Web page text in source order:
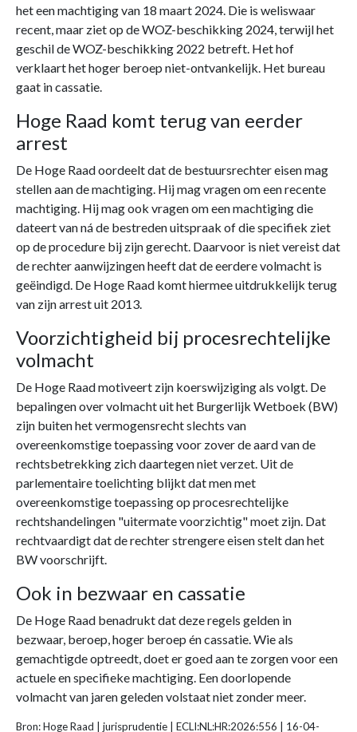
het een machtiging van 18 maart 2024. Die is weliswaar
recent, maar ziet op de WOZ-beschikking 2024, terwijl het
geschil de WOZ-beschikking 2022 betreft. Het hof
verklaart het hoger beroep niet-ontvankelijk. Het bureau
gaat in cassatie.
Hoge Raad komt terug van eerder
arrest
De Hoge Raad oordeelt dat de bestuursrechter eisen mag
stellen aan de machtiging. Hij mag vragen om een recente
machtiging. Hij mag ook vragen om een machtiging die
dateert van ná de bestreden uitspraak of die specifiek ziet
op de procedure bij zijn gerecht. Daarvoor is niet vereist dat
de rechter aanwijzingen heeft dat de eerdere volmacht is
geëindigd. De Hoge Raad komt hiermee uitdrukkelijk terug
van zijn arrest uit 2013.
Voorzichtigheid bij procesrechtelijke
volmacht
De Hoge Raad motiveert zijn koerswijziging als volgt. De
bepalingen over volmacht uit het Burgerlijk Wetboek (BW)
zijn buiten het vermogensrecht slechts van
overeenkomstige toepassing voor zover de aard van de
rechtsbetrekking zich daartegen niet verzet. Uit de
parlementaire toelichting blijkt dat men met
overeenkomstige toepassing op procesrechtelijke
rechtshandelingen "uitermate voorzichtig" moet zijn. Dat
rechtvaardigt dat de rechter strengere eisen stelt dan het
BW voorschrijft.
Ook in bezwaar en cassatie
De Hoge Raad benadrukt dat deze regels gelden in
bezwaar, beroep, hoger beroep én cassatie. Wie als
gemachtigde optreedt, doet er goed aan te zorgen voor een
actuele en specifieke machtiging. Een doorlopende
volmacht van jaren geleden volstaat niet zonder meer.
Bron: Hoge Raad | jurisprudentie | ECLI:NL:HR:2026:556 | 16-04-